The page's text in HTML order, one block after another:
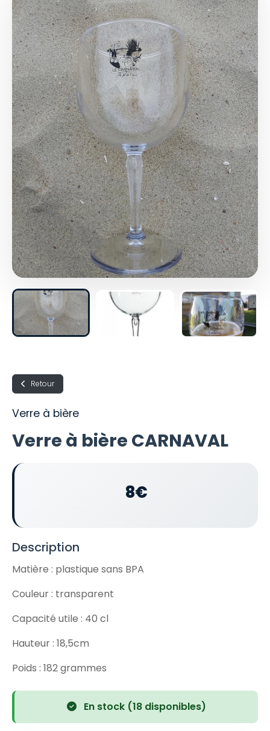
Retour
Verre à bière
Verre à bière CARNAVAL
8€
Description
Matière : plastique sans BPA
Couleur : transparent
Capacité utile : 40 cl
Hauteur : 18,5cm
Poids : 182 grammes
En stock (18 disponibles)